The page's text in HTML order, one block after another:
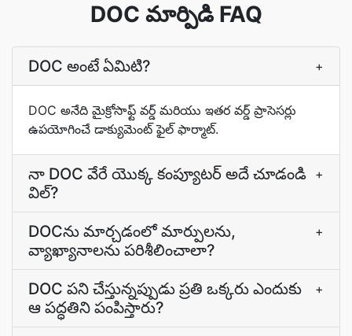
DOC మార్పిడి FAQ
DOC అంటే ఏమిటి? +
DOC అనేది మైక్రోసాఫ్ట్ వర్డ్ మరియు ఇతర వర్డ్ ప్రాసెసర్లు
ఉపయోగించే డాక్యుమెంట్ ఫైల్ ఫార్మాట్.
నా DOC వేరే యొక్క కంప్యూటర్ అదే చూడండి
విల్?
+
DOCను మార్చడంలో మార్పులను,
వ్యాఖ్యానాలను పరిశీలించాలా?
+
DOC పని చేస్తున్నప్పుడు ప్రతి ఒక్కరు ఎందుకు
ఆ పద్ధతిని పంపిస్తారు?
+